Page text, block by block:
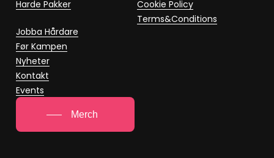
Harde Pakker
Jobba Hårdare
Før Kampen
Nyheter
Kontakt
Events
Cookie Policy
Terms&Conditions
Merch